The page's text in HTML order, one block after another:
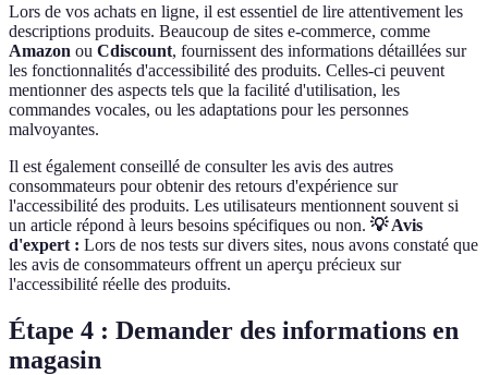
Lors de vos achats en ligne, il est essentiel de lire attentivement les
descriptions produits. Beaucoup de sites e-commerce, comme
Amazon ou Cdiscount, fournissent des informations détaillées sur
les fonctionnalités d'accessibilité des produits. Celles-ci peuvent
mentionner des aspects tels que la facilité d'utilisation, les
commandes vocales, ou les adaptations pour les personnes
malvoyantes.
Il est également conseillé de consulter les avis des autres
consommateurs pour obtenir des retours d'expérience sur
l'accessibilité des produits. Les utilisateurs mentionnent souvent si
un article répond à leurs besoins spécifiques ou non. 💡 Avis
d'expert : Lors de nos tests sur divers sites, nous avons constaté que
les avis de consommateurs offrent un aperçu précieux sur
l'accessibilité réelle des produits.
Étape 4 : Demander des informations en
magasin